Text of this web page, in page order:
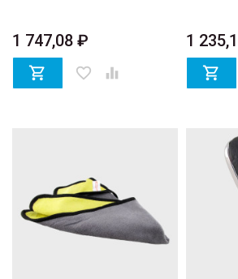
1 747,08 ₽
 favorite_border 
1
